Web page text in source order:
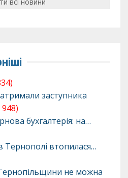
всі новини
заступника
948)
бухгалтерія: на…
Тернополі втопилася…
не можна